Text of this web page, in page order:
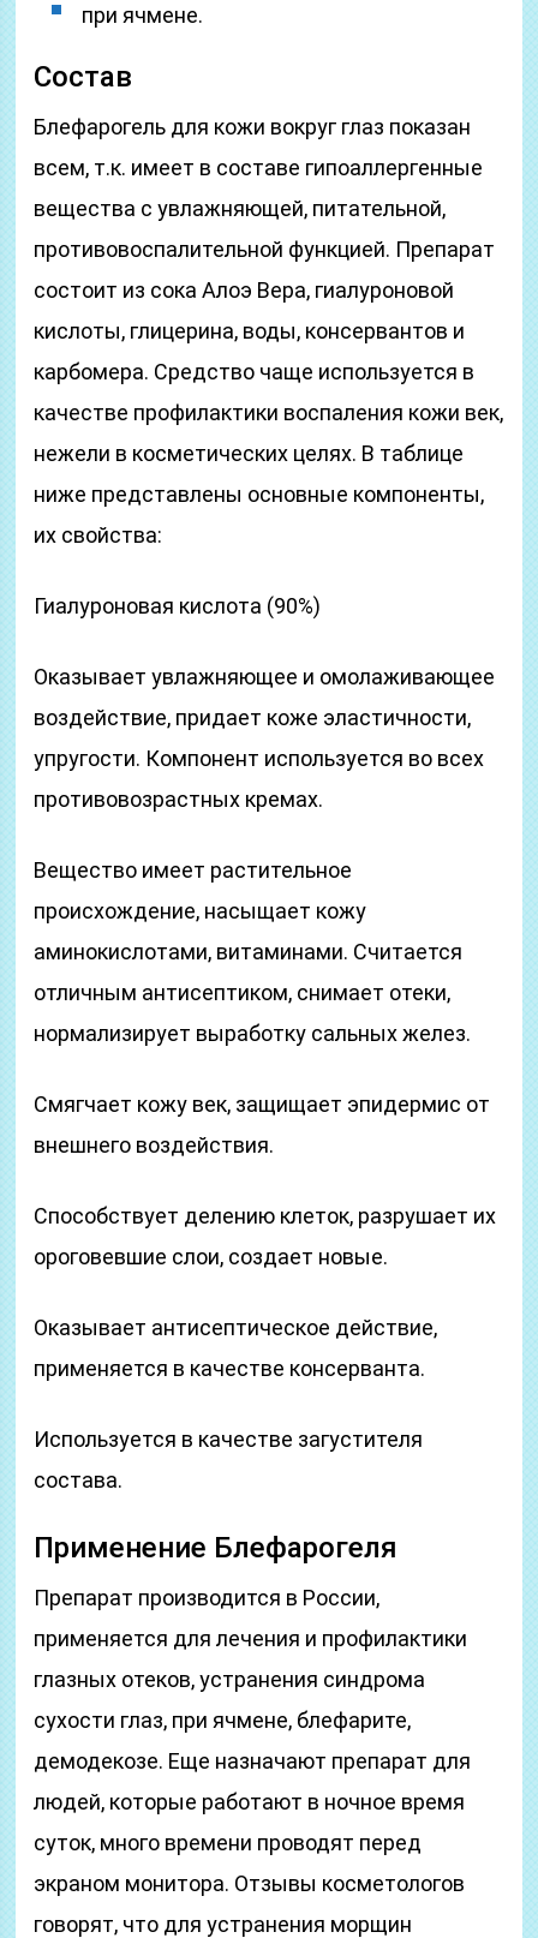
при ячмене.
Состав
Блефарогель для кожи вокруг глаз показан
всем, т.к. имеет в составе гипоаллергенные
вещества с увлажняющей, питательной,
противовоспалительной функцией. Препарат
состоит из сока Алоэ Вера, гиалуроновой
кислоты, глицерина, воды, консервантов и
карбомера. Средство чаще используется в
качестве профилактики воспаления кожи век,
нежели в косметических целях. В таблице
ниже представлены основные компоненты,
их свойства:
Гиалуроновая кислота (90%)
Оказывает увлажняющее и омолаживающее
воздействие, придает коже эластичности,
упругости. Компонент используется во всех
противовозрастных кремах.
Вещество имеет растительное
происхождение, насыщает кожу
аминокислотами, витаминами. Считается
отличным антисептиком, снимает отеки,
нормализирует выработку сальных желез.
Смягчает кожу век, защищает эпидермис от
внешнего воздействия.
Способствует делению клеток, разрушает их
ороговевшие слои, создает новые.
Оказывает антисептическое действие,
применяется в качестве консерванта.
Используется в качестве загустителя
состава.
Применение Блефарогеля
Препарат производится в России,
применяется для лечения и профилактики
глазных отеков, устранения синдрома
сухости глаз, при ячмене, блефарите,
демодекозе. Еще назначают препарат для
людей, которые работают в ночное время
суток, много времени проводят перед
экраном монитора. Отзывы косметологов
говорят, что для устранения морщин